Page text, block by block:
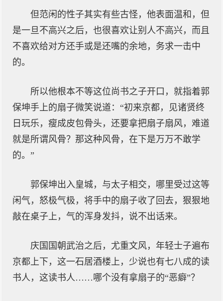
但范闲的性子其实有些古怪，他表面温和，但
是一旦不高兴之后，也很喜欢让别人不高兴，而且
不喜欢给对方还手或是还嘴的余地，务求一击中
的。
所以他根本不等这位尚书之子开口，就指着郭
保坤手上的扇子微笑说道：“初来京都，见诸贤终
日玩乐，瘦成皮包骨头，还要拿把扇子扇风，难道
就是所谓风骨？那这种风骨，在下是万万不敢学
的。”
郭保坤出入皇城，与太子相交，哪里受过这等
闲气，怒极气极，将手中的扇子收了回去，狠狠地
敲在桌子上，气的浑身发抖，说不出话来。
庆国国朝武治之后，尤重文风，年轻士子遍布
京都上下，这一石居酒楼上，少说也有七八成的读
书人，这读书人……哪个没有拿扇子的“恶癖”？